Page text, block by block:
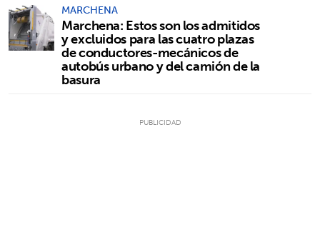
MARCHENA
Marchena: Estos son los admitidos
y excluidos para las cuatro plazas
de conductores-mecánicos de
autobús urbano y del camión de la
basura